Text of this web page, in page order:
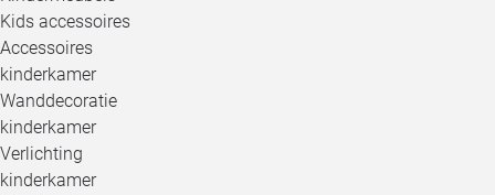
Kids accessoires
Accessoires
kinderkamer
Wanddecoratie
kinderkamer
Verlichting
kinderkamer